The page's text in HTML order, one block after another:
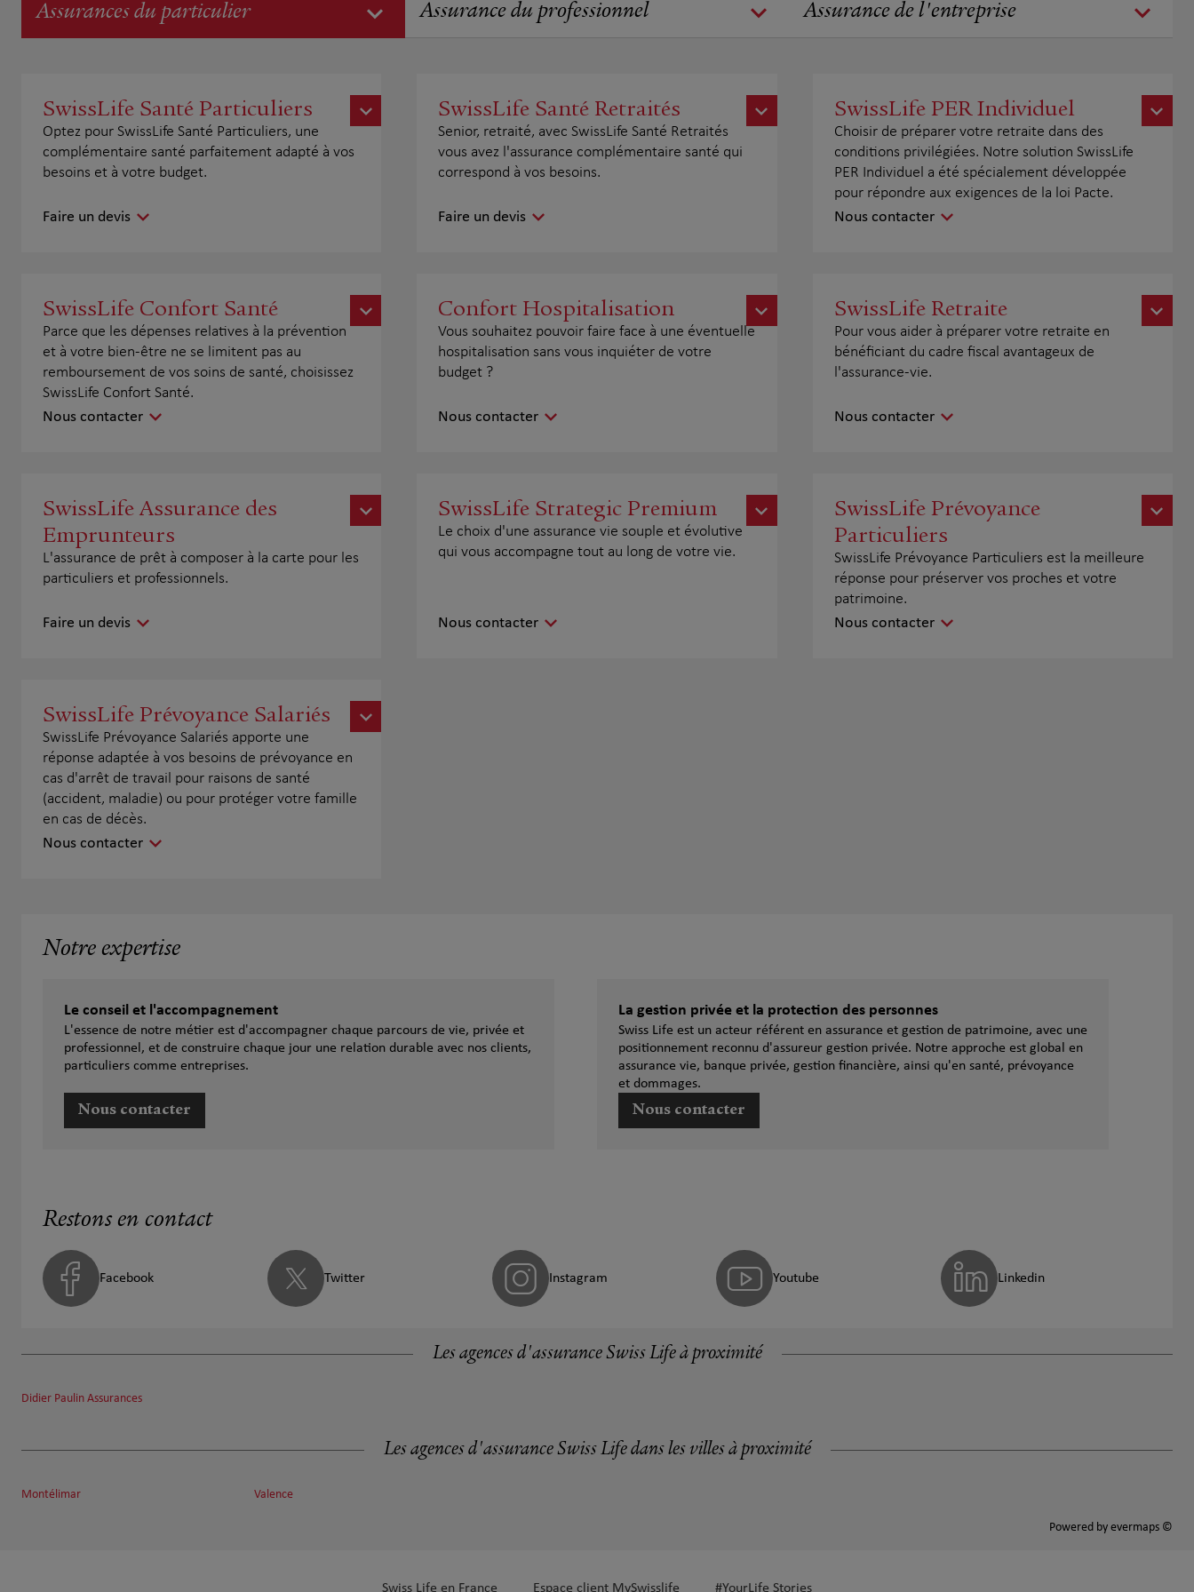
Assurances du particulier Assurance du professionnel Assurance de l'entreprise
SwissLife Santé Particuliers
Optez pour SwissLife Santé Particuliers, une
complémentaire santé parfaitement adapté à vos
besoins et à votre budget.
Faire un devis
SwissLife Santé Retraités
Senior, retraité, avec SwissLife Santé Retraités
vous avez l'assurance complémentaire santé qui
correspond à vos besoins.
Faire un devis
SwissLife PER Individuel
Choisir de préparer votre retraite dans des
conditions privilégiées. Notre solution SwissLife
PER Individuel a été spécialement développée
pour répondre aux exigences de la loi Pacte.
Nous contacter
SwissLife Confort Santé
Parce que les dépenses relatives à la prévention
et à votre bien-être ne se limitent pas au
remboursement de vos soins de santé, choisissez
SwissLife Confort Santé.
Nous contacter
Confort Hospitalisation
Vous souhaitez pouvoir faire face à une éventuelle
hospitalisation sans vous inquiéter de votre
budget ?
Nous contacter
SwissLife Retraite
Pour vous aider à préparer votre retraite en
bénéficiant du cadre fiscal avantageux de
l'assurance-vie.
Nous contacter
SwissLife Assurance des
Emprunteurs
L'assurance de prêt à composer à la carte pour les
particuliers et professionnels.
Faire un devis
SwissLife Strategic Premium
Le choix d'une assurance vie souple et évolutive
qui vous accompagne tout au long de votre vie.
Nous contacter
SwissLife Prévoyance
Particuliers
SwissLife Prévoyance Particuliers est la meilleure
réponse pour préserver vos proches et votre
patrimoine.
Nous contacter
SwissLife Prévoyance Salariés
SwissLife Prévoyance Salariés apporte une
réponse adaptée à vos besoins de prévoyance en
cas d'arrêt de travail pour raisons de santé
(accident, maladie) ou pour protéger votre famille
en cas de décès.
Nous contacter
Notre expertise
Le conseil et l'accompagnement
L'essence de notre métier est d'accompagner chaque parcours de vie, privée et
professionnel, et de construire chaque jour une relation durable avec nos clients,
particuliers comme entreprises.
Nous contacter
La gestion privée et la protection des personnes
Swiss Life est un acteur référent en assurance et gestion de patrimoine, avec une
positionnement reconnu d'assureur gestion privée. Notre approche est global en
assurance vie, banque privée, gestion financière, ainsi qu'en santé, prévoyance
et dommages.
Nous contacter
Restons en contact
Facebook Twitter Instagram Youtube Linkedin
Les agences d'assurance Swiss Life à proximité
Didier Paulin Assurances
Les agences d'assurance Swiss Life dans les villes à proximité
Montélimar Valence
Powered by evermaps ©
Swiss Life en France Espace client MySwisslife #YourLife Stories